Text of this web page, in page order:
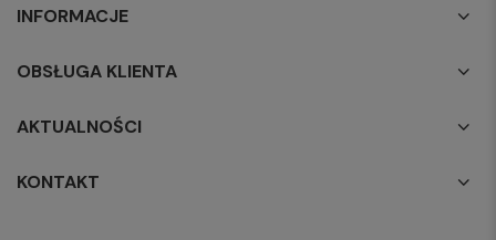
INFORMACJE
OBSŁUGA KLIENTA
AKTUALNOŚCI
KONTAKT